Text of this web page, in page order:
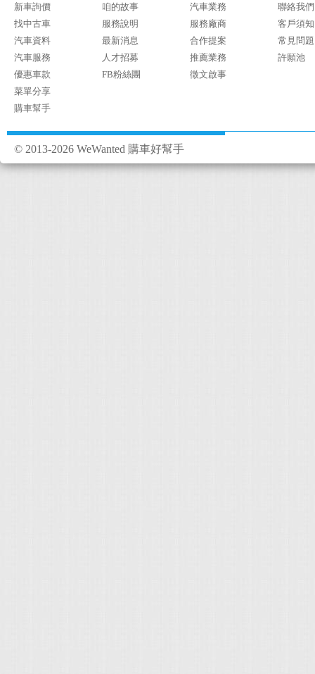
新車詢價
找中古車
汽車資料
汽車服務
優惠車款
菜單分享
購車幫手
咱的故事
服務說明
最新消息
人才招募
FB粉絲團
汽車業務
服務廠商
合作提案
推薦業務
徵文啟事
聯絡我們
客戶須知
常見問題
許願池
© 2013-2026 WeWanted 購車好幫手